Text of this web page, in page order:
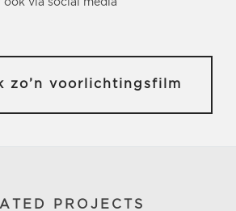
ook via social media
zo’n voorlichtingsfilm
PROJECTS